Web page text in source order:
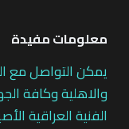
معلومات مفيدة
يمكن التواصل مع
والاهلية وكافة
الفنية العراقية